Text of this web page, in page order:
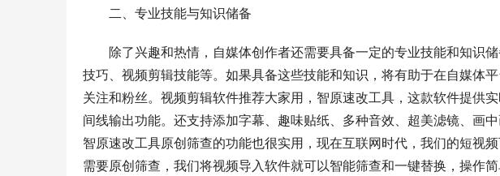
二、专业技能与知识储备
除了兴趣和热情，自媒体创作者还需要具备一定的专业技能和知识
技巧、视频剪辑技能等。如果具备这些技能和知识，将有助于在自媒体
关注和粉丝。视频剪辑软件推荐大家用，智原速改工具，这款软件提供
间线输出功能。还支持添加字幕、趣味贴纸、多种音效、超美滤镜、画
智原速改工具原创筛查的功能也很实用，现在互联网时代，我们的短视
需要原创筛查，我们将视频导入软件就可以智能筛查和一键替换，操作简